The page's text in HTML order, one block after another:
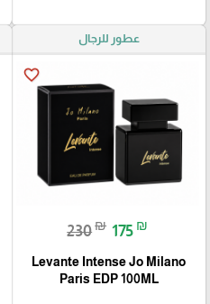
عطور للرجال
favorite_border
230₪ 175 ₪
Levante Intense Jo Milano
Paris EDP 100ML